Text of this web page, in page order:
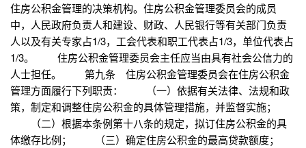
住房公积金管理的决策机构。住房公积金管理委员会的成员
中，人民政府负责人和建设、财政、人民银行等有关部门负责
人以及有关专家占1/3，工会代表和职工代表占1/3，单位代表占
1/3。 住房公积金管理委员会主任应当由具有社会公信力的
人士担任。 第九条 住房公积金管理委员会在住房公积金
管理方面履行下列职责： （一）依据有关法律、法规和政
策，制定和调整住房公积金的具体管理措施，并监督实施；
（二）根据本条例第十八条的规定，拟订住房公积金的具
体缴存比例； （三）确定住房公积金的最高贷款额度；